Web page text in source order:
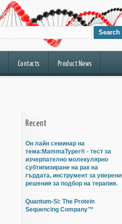
Contacts Product News
Recent
Он лайн семинар на
тема:MammaTyper® - тест за
изчерпателно молекулярно
субтипизиране на рак на
гърдата, инструмент за уверени
решения за подбор на терапия.
Quantum-Si: The Protein
Sequencing Company™